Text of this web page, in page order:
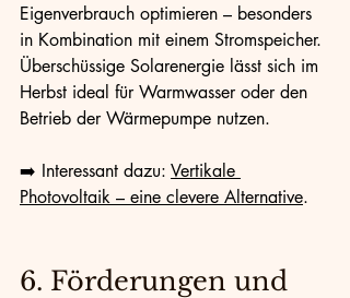
Eigenverbrauch optimieren – besonders
in Kombination mit einem Stromspeicher.
Überschüssige Solarenergie lässt sich im
Herbst ideal für Warmwasser oder den
Betrieb der Wärmepumpe nutzen.
➡️ Interessant dazu: Vertikale
Photovoltaik – eine clevere Alternative.
6. Förderungen und